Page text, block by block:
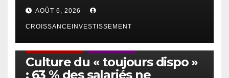
AOÛT 6, 2026
CROISSANCEINVESTISSEMENT
Culture du « toujours dispo »
: 63 % des salariés ne